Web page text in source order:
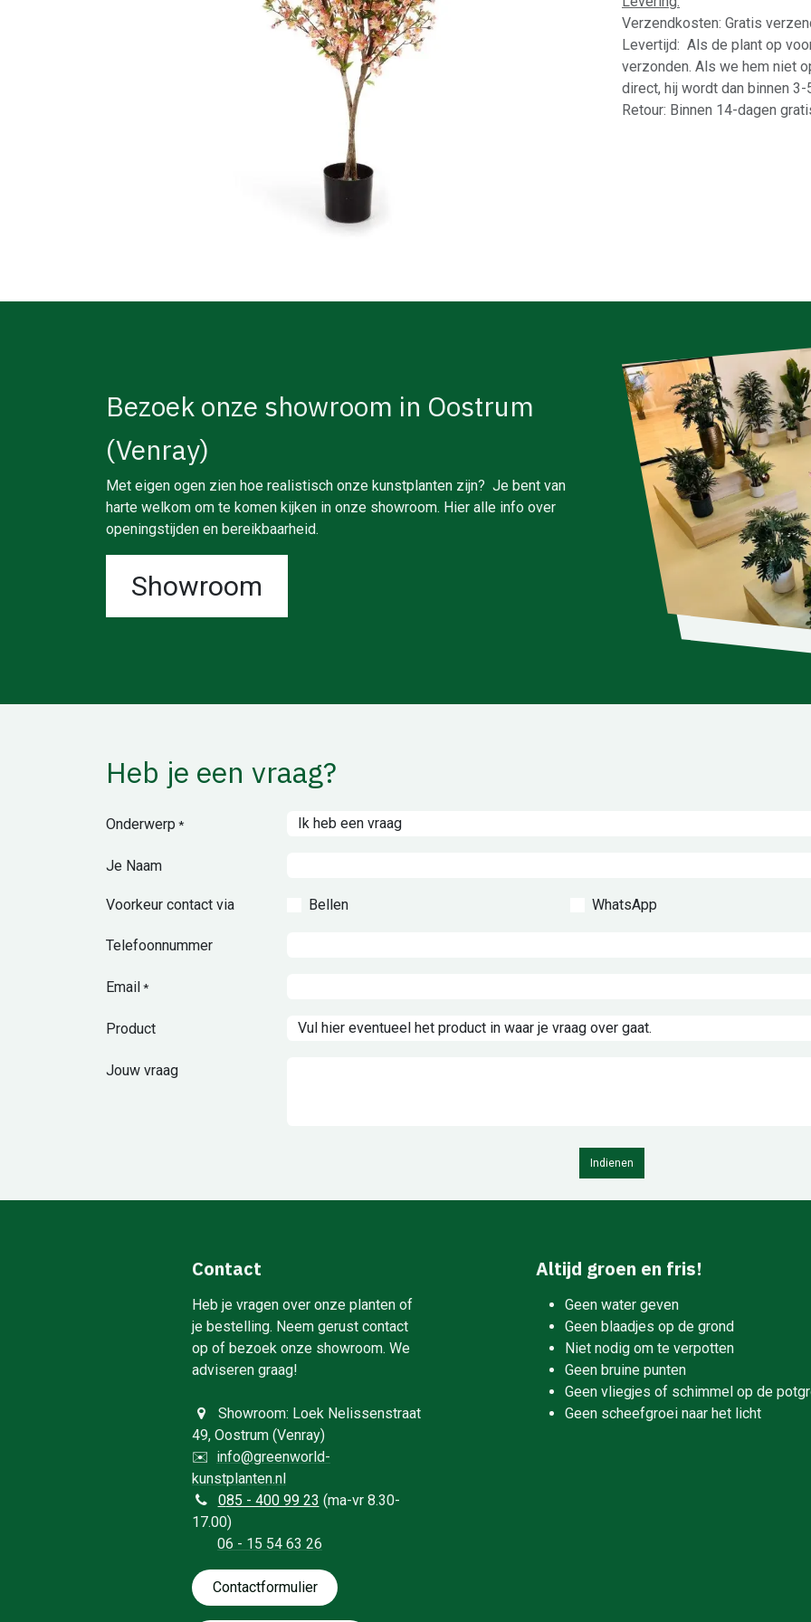
Verzendkosten: Gratis
Levertijd: Als de plant op
verzonden. Als we hem niet
direct, hij wordt dan binnen
Retour: Binnen 14-dagen
Bezoek onze showroom in Oostrum
(Venray)
Met eigen ogen zien hoe realistisch onze kunstplanten zijn? Je bent van
harte welkom om te komen kijken in onze showroom. Hier alle info over
openingstijden en bereikbaarheid.
Showroom
Heb je een vraag?
Onderwerp *
Je Naam
Voorkeur contact via Bellen WhatsApp
Telefoonnummer
Email*
Product
Jouw vraag
Indienen
Contact
Heb je vragen over onze planten of
je bestelling. Neem gerust contact
op of bezoek onze showroom. We
adviseren graag!
Showroom: Loek Nelissenstraat
49, Oostrum (Venray)
✉️ info@greenworld-
kunstplanten.nl
085 - 400 99 23 (ma-vr 8.30-
17.00)
06 - 15 54 63 26
Contactformulie​​​​​​​​r
Altijd groen en fris!
Geen water geven
Geen blaadjes op de grond
Niet nodig om te verpotten
Geen bruine punten
Geen vliegjes of schimmel op de
Geen scheefgroei naar het licht